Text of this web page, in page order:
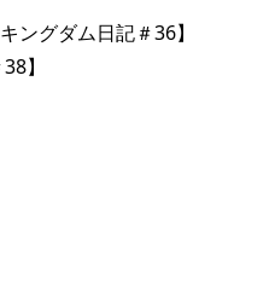
ングダム日記＃36】
】